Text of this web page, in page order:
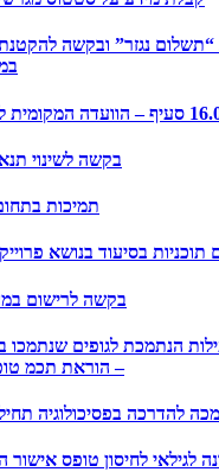
נגזר” ובקשה להקטנת
בקשה לשינוי
תמיכות
תוכניות בסיעוד בנושא
בקשה לרישום
– הוראת תכמ
להדרכה בפסיכולוגיה
לגילאי לחיסון טופס